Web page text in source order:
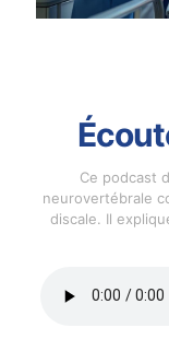
Ce podcast
neurovertébrale
discale. Il